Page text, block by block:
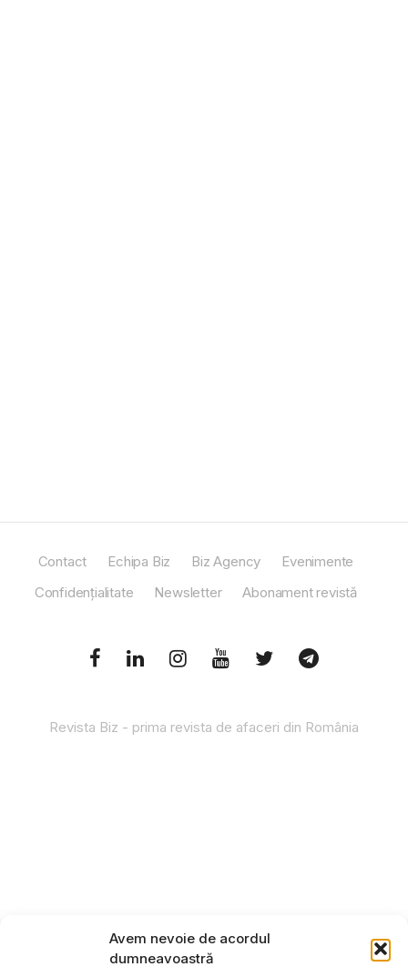
Avem nevoie de acordul
dumneavoastră
Contact Echipa Biz Biz Agency
Evenimente
Confidențialitate
Newsletter Abonament revistă
Revista Biz - prima revista de afaceri din România